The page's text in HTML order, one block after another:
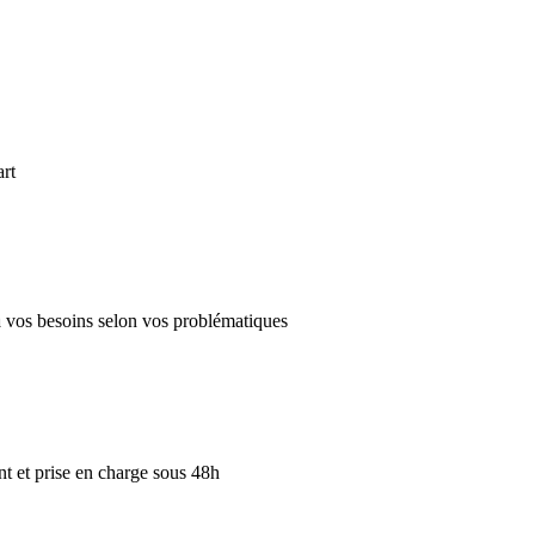
besoins selon vos problématiques
et prise en charge sous 48h